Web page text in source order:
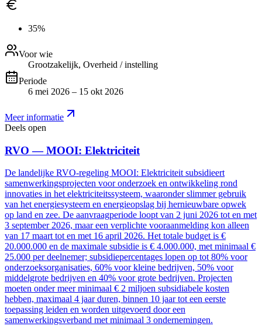
35%
Voor wie
Grootzakelijk, Overheid / instelling
Periode
6 mei 2026 – 15 okt 2026
Meer informatie
Deels open
RVO — MOOI: Elektriciteit
De landelijke RVO-regeling MOOI: Elektriciteit subsidieert
samenwerkingsprojecten voor onderzoek en ontwikkeling rond
innovaties in het elektriciteitssysteem, waaronder slimmer gebruik
van het energiesysteem en energieopslag bij hernieuwbare opwek
op land en zee. De aanvraagperiode loopt van 2 juni 2026 tot en met
3 september 2026, maar een verplichte vooraanmelding kon alleen
van 17 maart tot en met 16 april 2026. Het totale budget is €
20.000.000 en de maximale subsidie is € 4.000.000, met minimaal €
25.000 per deelnemer; subsidiepercentages lopen op tot 80% voor
onderzoeksorganisaties, 60% voor kleine bedrijven, 50% voor
middelgrote bedrijven en 40% voor grote bedrijven. Projecten
moeten onder meer minimaal € 2 miljoen subsidiabele kosten
hebben, maximaal 4 jaar duren, binnen 10 jaar tot een eerste
toepassing leiden en worden uitgevoerd door een
samenwerkingsverband met minimaal 3 ondernemingen.